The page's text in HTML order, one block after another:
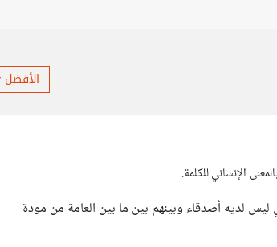
الأفضل
الإنساني للكلمة.
ليس لديه أصدقاء وبينهم بين ما بين العامة من مودة